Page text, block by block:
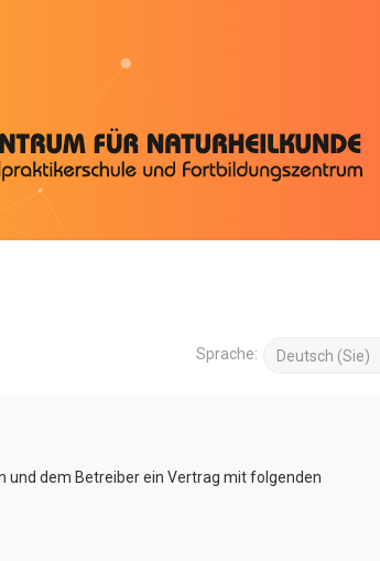
Sprache:
und dem Betreiber ein Vertrag mit folgenden